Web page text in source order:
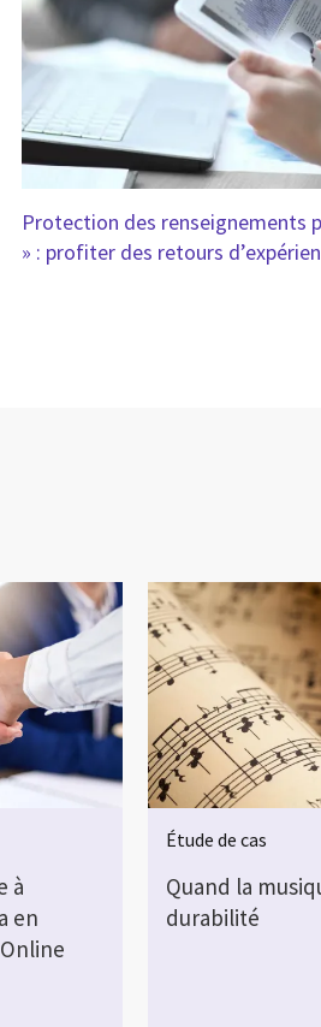
Protection des renseignements
» : profiter des retours
à
en
Étude de cas
Quand la
durabilité